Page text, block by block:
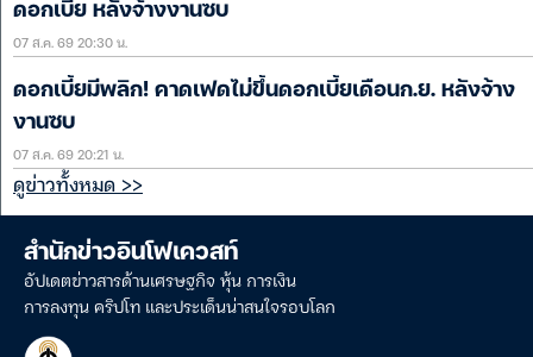
ดอกเบี้ย หลังจ้างงานซบ
07 ส.ค. 69 20:30 น.
ดอกเบี้ยมีพลิก! คาดเฟดไม่ขึ้นดอกเบี้ยเดือนก.ย. หลังจ้าง
งานซบ
07 ส.ค. 69 20:21 น.
ดูข่าวทั้งหมด >>
สำนักข่าวอินโฟเควสท์
อัปเดตข่าวสารด้านเศรษฐกิจ หุ้น การเงิน
การลงทุน คริปโท และประเด็นน่าสนใจรอบโลก